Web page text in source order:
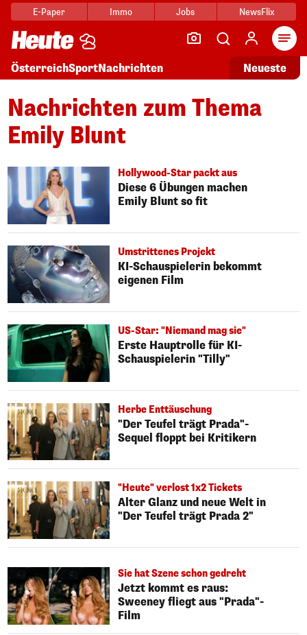
E-Paper Immo Jobs NewsFlix
ÖsterreichSportNachrichten Neueste
Nachrichten zum Thema
Emily Blunt
Hollywood-Star packt aus
Diese 6 Übungen machen
Emily Blunt so fit
Umstrittenes Projekt
KI-Schauspielerin bekommt
eigenen Film
US-Star: "Niemand mag sie"
Erste Hauptrolle für KI-
Schauspielerin "Tilly"
Herbe Enttäuschung
"Der Teufel trägt Prada"-
Sequel floppt bei Kritikern
"Heute" verlost 1x2 Tickets
Alter Glanz und neue Welt in
"Der Teufel trägt Prada 2"
Sie hat Szene schon gedreht
Jetzt kommt es raus:
Sweeney fliegt aus "Prada"-
Film